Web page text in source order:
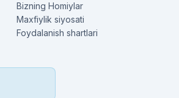
Bizning Homiylar
Maxfiylik siyosati
Foydalanish shartlari